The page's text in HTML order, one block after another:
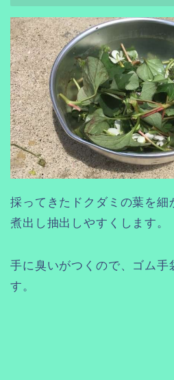
採ってきたドクダミの葉を細
煮出し抽出しやすくします。
手に臭いがつくので、ゴム手
す。